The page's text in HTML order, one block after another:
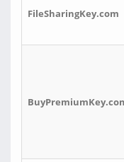
FileSharingKey.com